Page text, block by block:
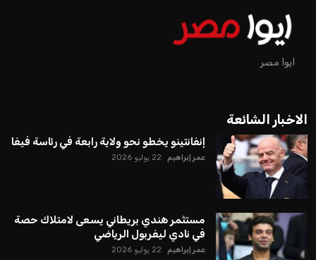
ايوا مصر
الاخبار الشائعة
إنفانتينو يخطو نحو ولاية رابعة في رئاسة فيفا
عمر إبراهيم 22 يوليو 2026
مستثمر هندي بريطاني يسعى لامتلاك حصة
في نادي ليفربول الرياضي
عمر إبراهيم 22 يوليو 2026